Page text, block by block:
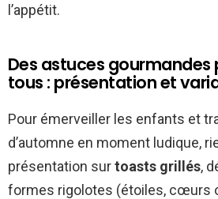
l’appétit.
Des astuces gourmandes
tous : présentation et
Pour émerveiller les enfants et
d’automne en moment ludique,
présentation surtoasts grillés,
formes rigolotes (étoiles, cœurs